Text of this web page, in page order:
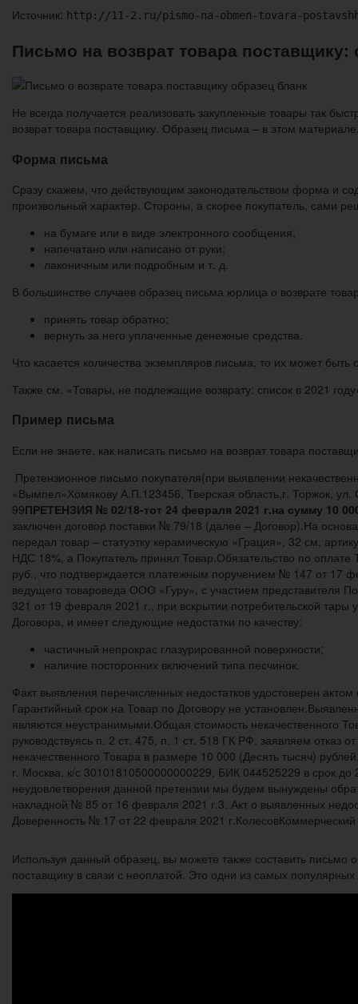
Источник: http://11-2.ru/pismo-na-obmen-tovara-
Письмо на возврат товара поставщику:
Не всегда получается реализовать закупленные товары так
возврат товара поставщику. Образец письма – в этом
Форма письма
Сразу скажем, что действующим законодательством форма и
произвольный характер. Стороны, а скорее покупатель, сами
на бумаге или в виде электронного сообщения;
напечатано или написано от руки;
лаконичным или подробным и т. д.
В большинстве случаев образец письма юрлица о возврате
принять товар обратно;
вернуть за него уплаченные денежные средства.
Что касается количества экземпляров письма, то их может
Также см. «Товары, не подлежащие возврату: список в 2021
Пример письма
Если не знаете, как написать письмо на возврат товара
Претензионное письмо покупателя(при выявлении
«Вымпел»Хомякову А.П.123456, Тверская область,г. Торжок,
99ПРЕТЕНЗИЯ № 02/18-тот 24 февраля 2021 г.на сумму 10
заключен договор поставки № 79/18 (далее – Договор).На
передал товар – статуэтку керамическую «Грация», 32 см,
НДС 18%, а Покупатель принял Товар.Обязательство по
руб., что подтверждается платежным поручением № 147 от 17
ведущего товароведа ООО «Гуру», с участием
321 от 19 февраля 2021 г., при вскрытии потребительской тары
Договора, и имеет следующие недостатки по качеству:
частичный непрокрас глазурированной поверхности;
наличие посторонних включений типа песчинок.
Факт выявления перечисленных недостатков удостоверен
Гарантийный срок на Товар по Договору не
являются неустранимыми.Общая стоимость некачественного
руководствуясь п. 2 ст. 475, п. 1 ст. 518 ГК РФ, заявляем отказ
некачественного Товара в размере 10 000 (Десять тысяч)
г. Москва, к/с 30101810500000000229, БИК 044525229 в срок
неудовлетворения данной претензии мы будем вынуждены
накладной № 85 от 16 февраля 2021 г.3. Акт о выявленных
Доверенность № 17 от 22 февраля 2021
Используя данный образец, вы можете также составить письмо
поставщику в связи с неоплатой. Это одни из самых